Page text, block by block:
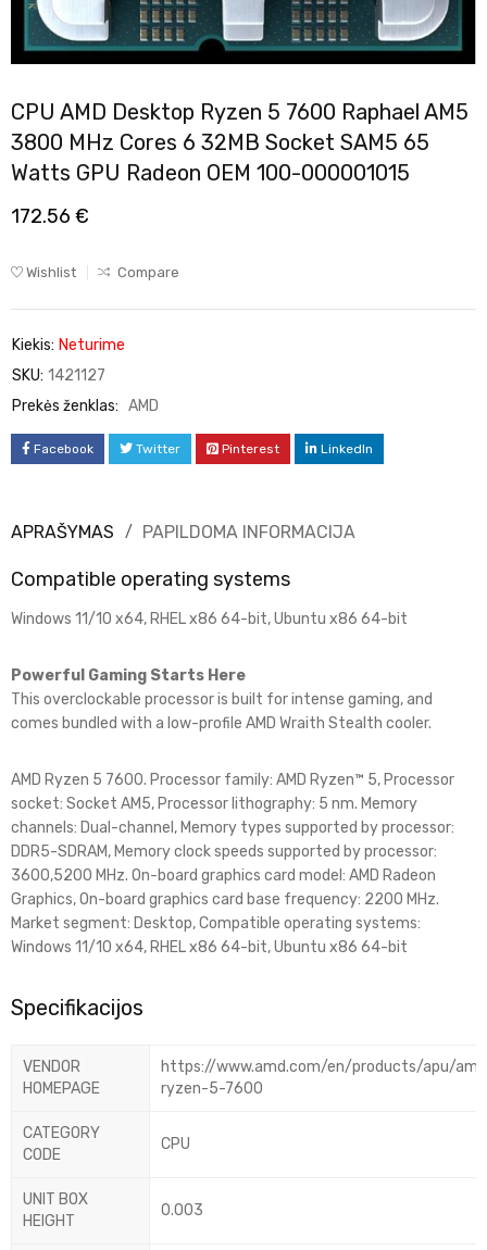
CPU AMD Desktop Ryzen 5 7600 Raphael AM5
3800 MHz Cores 6 32MB Socket SAM5 65
Watts GPU Radeon OEM 100-000001015
172.56 €
Wishlist Compare
Kiekis: Neturime
SKU: 1421127
Prekės ženklas: AMD
Facebook Twitter Pinterest LinkedIn
APRAŠYMAS PAPILDOMA INFORMACIJA
Compatible operating systems
Windows 11/10 x64, RHEL x86 64-bit, Ubuntu x86 64-bit
Powerful Gaming Starts Here
This overclockable processor is built for intense gaming, and
comes bundled with a low-profile AMD Wraith Stealth cooler.
AMD Ryzen 5 7600. Processor family: AMD Ryzen™ 5, Processor
socket: Socket AM5, Processor lithography: 5 nm. Memory
channels: Dual-channel, Memory types supported by processor:
DDR5-SDRAM, Memory clock speeds supported by processor:
3600,5200 MHz. On-board graphics card model: AMD Radeon
Graphics, On-board graphics card base frequency: 2200 MHz.
Market segment: Desktop, Compatible operating systems:
Windows 11/10 x64, RHEL x86 64-bit, Ubuntu x86 64-bit
Specifikacijos
VENDOR
HOMEPAGE
https://www.amd.com/en/products/apu/
ryzen-5-7600
CATEGORY
CODE
CPU
UNIT BOX
HEIGHT
0.003